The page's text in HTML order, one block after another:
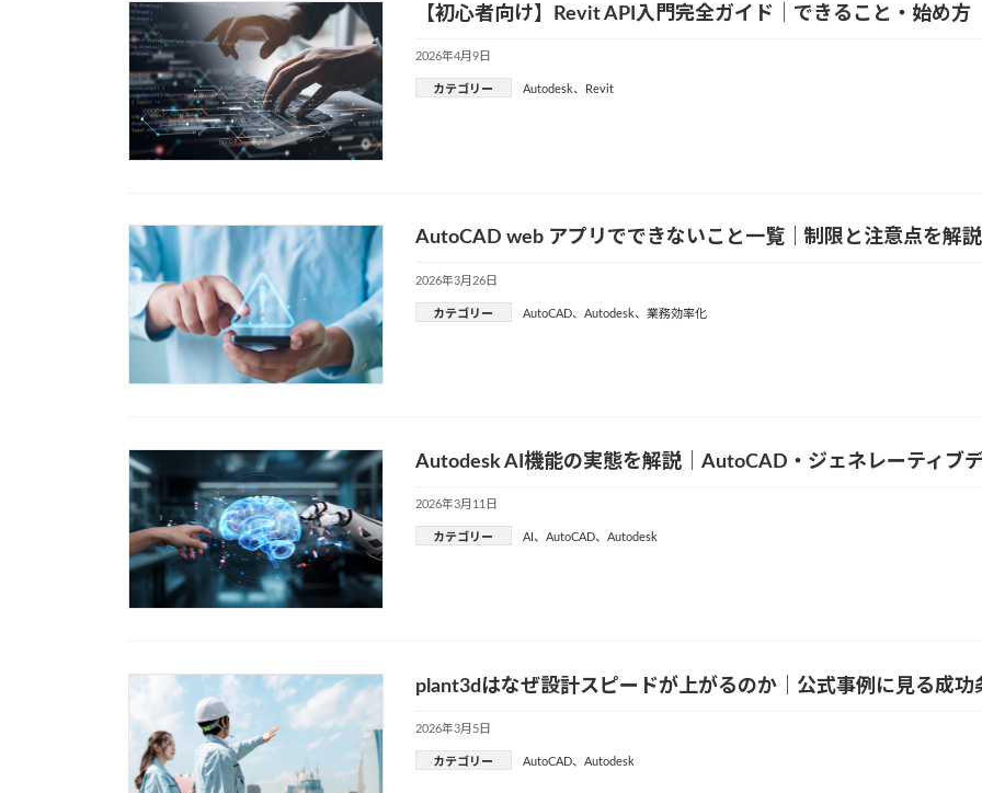
【初心者向け】Revit API入門完全ガイド｜できること・始め方
2026年4月9日
カテゴリー Autodesk、 Revit
AutoCAD web アプリでできないこと一覧｜制限と注意点を解説
2026年3月26日
カテゴリー AutoCAD、 Autodesk、 業務効率化
Autodesk AI機能の実態を解説｜AutoCAD・ジェネレーティブ
2026年3月11日
カテゴリー AI、 AutoCAD、 Autodesk
plant3dはなぜ設計スピードが上がるのか｜公式事例に見る成功
2026年3月5日
カテゴリー AutoCAD、 Autodesk